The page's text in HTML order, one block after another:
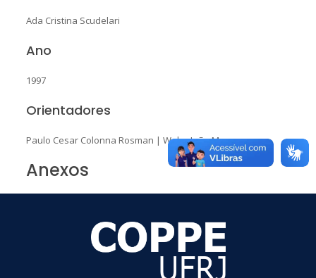
Ada Cristina Scudelari
Ano
1997
Orientadores
Paulo Cesar Colonna Rosman | Webe João Mansur
Anexos